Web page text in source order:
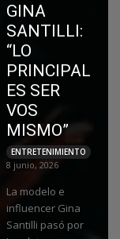
GINA
SANTILLI:
“LO
PRINCIPAL
ES SER
VOS
MISMO”
ENTRETENIMIENTO
8 junio, 2026
La modelo e
influencer Gina
Santilli pasó por